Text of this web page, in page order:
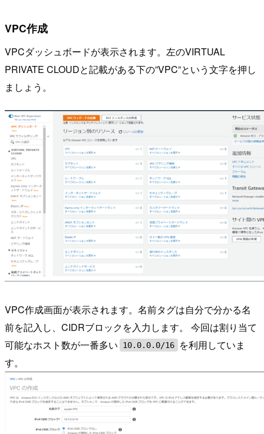
VPC作成
VPCダッシュボードが表示されます。左のVIRTUAL
PRIVATE CLOUDと記載がある下の”VPC”という文字を押し
ましょう。
VPC作成画面が表示されます。名前タグは自分で分かる名
前を記入し、CIDRブロックを入力します。 今回は割り当て
可能なホスト数が一番多い
10.0.0.0/16
を利用していま
す。